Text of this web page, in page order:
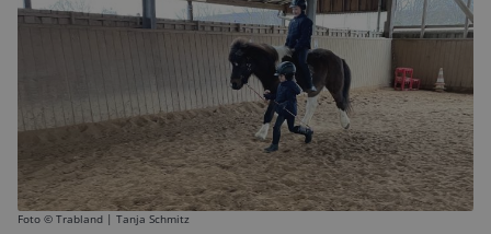
Foto © Trabland | Tanja Schmitz